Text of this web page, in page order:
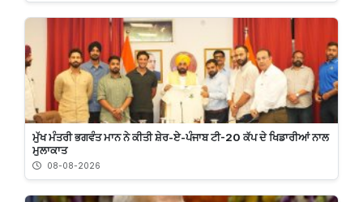
ਮੁੱਖ ਮੰਤਰੀ ਭਗਵੰਤ ਮਾਨ ਨੇ ਕੀਤੀ ਸ਼ੇਰ-ਏ-ਪੰਜਾਬ ਟੀ-20 ਕੱਪ ਦੇ ਖਿਡਾਰੀਆਂ ਨਾਲ
ਮੁਲਾਕਾਤ
08-08-2026